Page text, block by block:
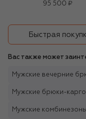
95 500 ₽
Быстрая
Вас также может
Мужские вечерние
Мужские брюки-карго
Мужские комбинезоны